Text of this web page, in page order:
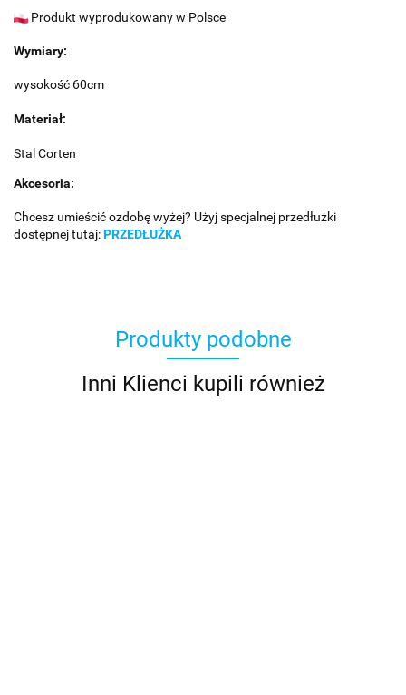
Produkt wyprodukowany w Polsce
Wymiary:
wysokość 60cm
Materiał:
Stal Corten
Akcesoria:
Chcesz umieścić ozdobę wyżej? Użyj specjalnej przedłużki
dostępnej tutaj:PRZEDŁUŻKA
Produkty podobne
Inni Klienci kupili również